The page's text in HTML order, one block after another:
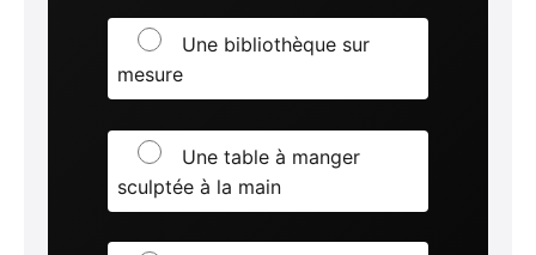
Une bibliothèque sur
mesure
Une table à manger
sculptée à la main